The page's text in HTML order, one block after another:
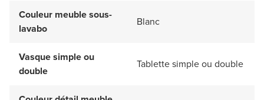
Couleur meuble sous-
lavabo
Blanc
Vasque simple ou
double
Tablette simple ou double